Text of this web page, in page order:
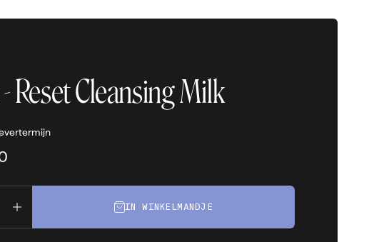
Reset Cleansing Milk
IN WINKELMANDJE